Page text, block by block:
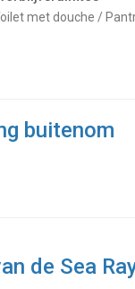
met douche /
buitenom
de Sea